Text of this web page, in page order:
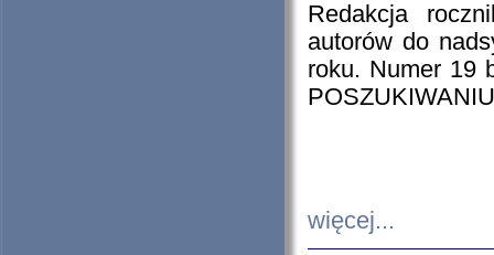
Redakcja
autorów do
roku. Numer 19
więcej...